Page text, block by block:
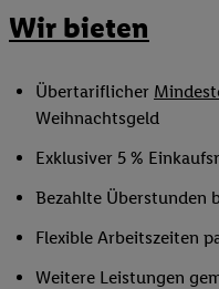
Wir bieten
Übertariflicher
Weihnachtsgeld
Exklusiver 5 %
Bezahlte Überstunden
Flexible Arbeitszeiten
Weitere Leistungen